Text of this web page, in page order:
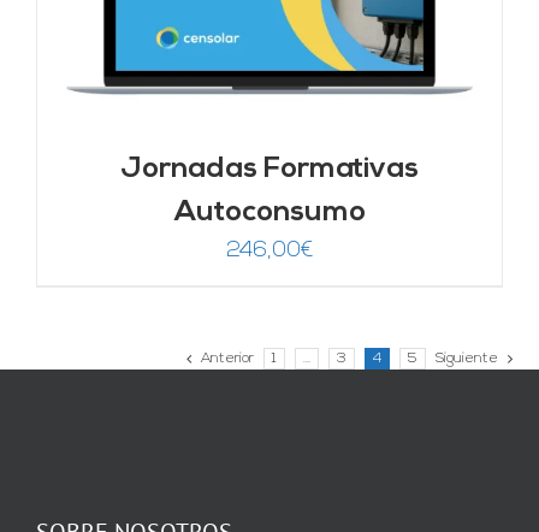
Jornadas Formativas
Autoconsumo
246,00€
Anterior 1 … 3 4 5 Siguiente